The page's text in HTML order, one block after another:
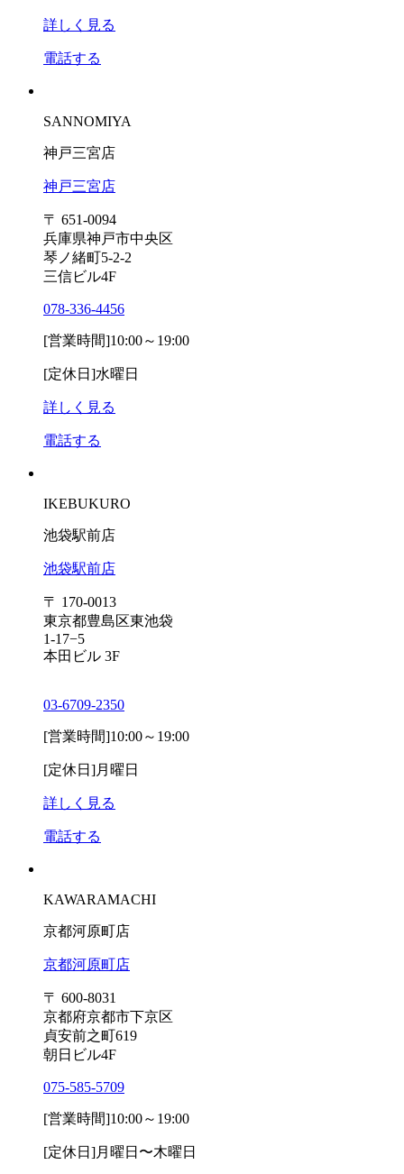
詳しく見る
電話する
SANNOMIYA
神戸三宮店
神戸三宮店
〒 651-0094
兵庫県神戸市中央区
琴ノ緒町5-2-2
三信ビル4F
078-336-4456
[営業時間]10:00～19:00
[定休日]水曜日
詳しく見る
電話する
IKEBUKURO
池袋駅前店
池袋駅前店
〒 170-0013
東京都豊島区東池袋
1-17−5
本田ビル 3F
03-6709-2350
[営業時間]10:00～19:00
[定休日]月曜日
詳しく見る
電話する
KAWARAMACHI
京都河原町店
京都河原町店
〒 600-8031
京都府京都市下京区
貞安前之町619
朝日ビル4F
075-585-5709
[営業時間]10:00～19:00
[定休日]月曜日〜木曜日